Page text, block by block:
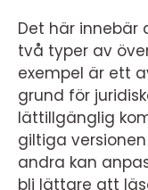
Det här innebär
två typer av
exempel är ett
grund för
lättillgänglig
giltiga
andra kan
bli lättare att